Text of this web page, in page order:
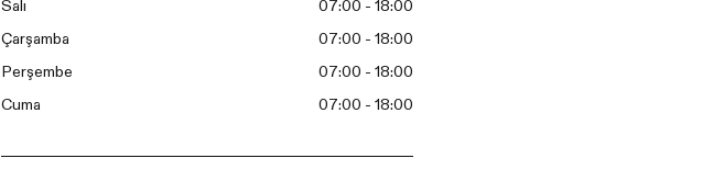
Salı 07:00 - 18:00
Çarşamba 07:00 - 18:00
Perşembe 07:00 - 18:00
Cuma 07:00 - 18:00